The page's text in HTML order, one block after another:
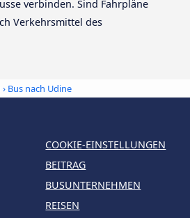
verbinden. Sind Fahrpläne
Verkehrsmittel des
› Bus nach Udine
COOKIE-EINSTELLUNGEN
BEITRAG
BUSUNTERNEHMEN
REISEN